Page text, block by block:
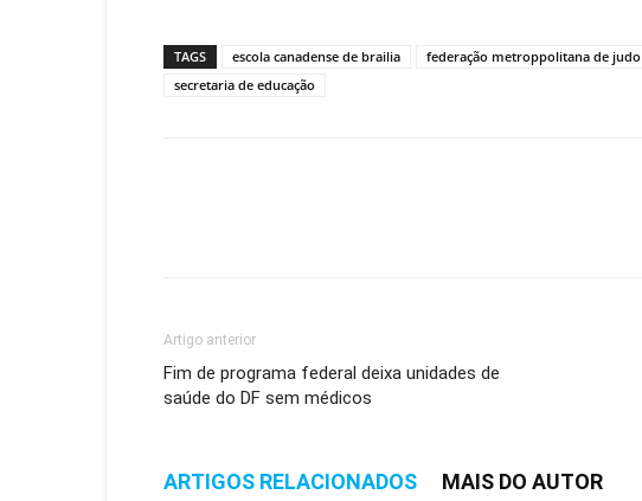
TAGS escola canadense de brailia federação metroppolitana de judo
secretaria de educação
Artigo anterior
Fim de programa federal deixa unidades de
saúde do DF sem médicos
ARTIGOS RELACIONADOS MAIS DO AUTOR